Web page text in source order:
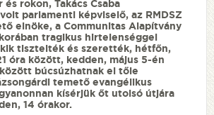
rokon, Takács Csaba
parlamenti képviselő, az RMDSZ
elnöke, a Communitas Alapítvány
tragikus hirtelenséggel
tisztelték és szerették, hétfőn,
óra között, kedden, május 5-én
búcsúzhatnak el tőle
temető evangélikus
kísérjük őt utolsó útjára
14 órakor.